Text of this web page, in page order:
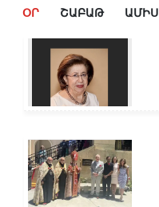
ՕՐ ՇԱԲԱԹ ԱՄԻՍ